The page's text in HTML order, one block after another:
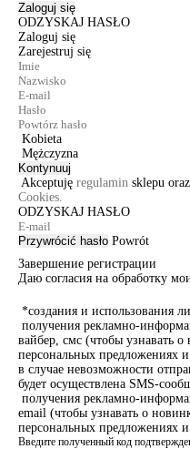
Zaloguj się
ODZYSKAJ HASŁO
Zaloguj się
Zarejestruj się
Kobieta
Mężczyzna
Kontynuuj
Akceptuję regulamin sklepu oraz
Cookies.
ODZYSKAJ HASŁO
Przywrócić hasło Powrót
Завершение регистрации
Даю согласия на обработку
*создания и использования
получения рекламно-
вайбер, смс (чтобы узнавать
персональных предложениях
в случае невозможности
будет осуществлена SMS-
получения рекламно-
email (чтобы узнавать о
персональных предложениях
Введите полученный код